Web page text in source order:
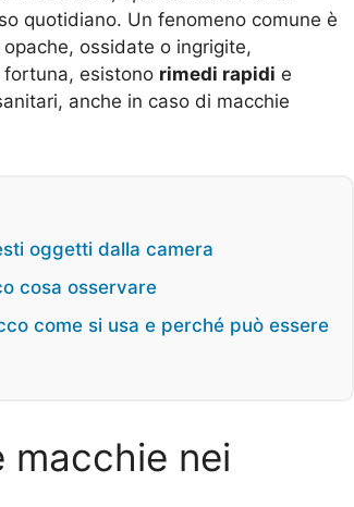
quotidiano. Un fenomeno comune è
ossidate o ingrigite,
fortuna, esistono rimedi rapidi e
anche in caso di macchie
oggetti dalla camera
cosa osservare
come si usa e perché può essere
macchie nei